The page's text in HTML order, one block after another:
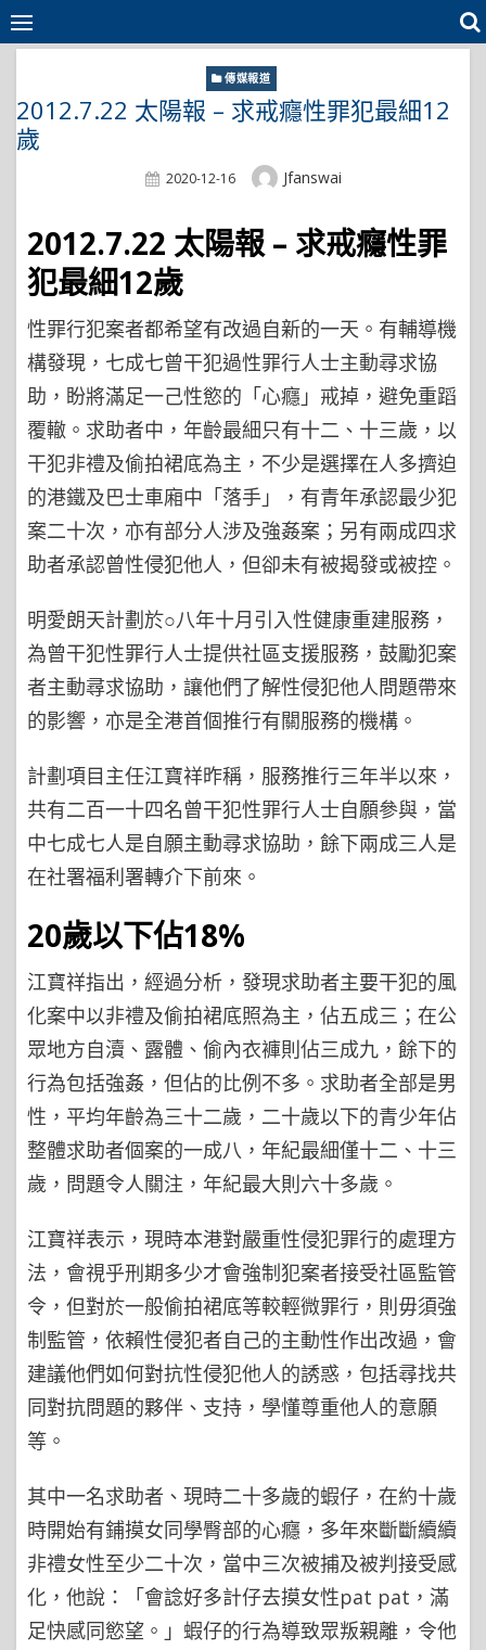
Skip
to
傳媒報道
2012.7.22 太陽報 – 求戒癮性罪犯最細12
歲
Posted
2020-12-16 Author
Jfanswai
2012.7.22 太陽報 – 求戒癮性罪
犯最細12歲
性罪行犯案者都希望有改過自新的一天。有輔導機
構發現，七成七曾干犯過性罪行人士主動尋求協
助，盼將滿足一己性慾的「心癮」戒掉，避免重蹈
覆轍。求助者中，年齡最細只有十二、十三歲，以
干犯非禮及偷拍裙底為主，不少是選擇在人多擠迫
的港鐵及巴士車廂中「落手」，有青年承認最少犯
案二十次，亦有部分人涉及強姦案；另有兩成四求
助者承認曾性侵犯他人，但卻未有被揭發或被控。
明愛朗天計劃於○八年十月引入性健康重建服務，
為曾干犯性罪行人士提供社區支援服務，鼓勵犯案
者主動尋求協助，讓他們了解性侵犯他人問題帶來
的影響，亦是全港首個推行有關服務的機構。
計劃項目主任江寶祥昨稱，服務推行三年半以來，
共有二百一十四名曾干犯性罪行人士自願參與，當
中七成七人是自願主動尋求協助，餘下兩成三人是
在社署福利署轉介下前來。
20歲以下佔18%
江寶祥指出，經過分析，發現求助者主要干犯的風
化案中以非禮及偷拍裙底照為主，佔五成三；在公
眾地方自瀆、露體、偷內衣褲則佔三成九，餘下的
行為包括強姦，但佔的比例不多。求助者全部是男
性，平均年齡為三十二歲，二十歲以下的青少年佔
整體求助者個案的一成八，年紀最細僅十二、十三
歲，問題令人關注，年紀最大則六十多歲。
江寶祥表示，現時本港對嚴重性侵犯罪行的處理方
法，會視乎刑期多少才會強制犯案者接受社區監管
令，但對於一般偷拍裙底等較輕微罪行，則毋須強
制監管，依賴性侵犯者自己的主動性作出改過，會
建議他們如何對抗性侵犯他人的誘惑，包括尋找共
同對抗問題的夥伴、支持，學懂尊重他人的意願
等。
其中一名求助者、現時二十多歲的蝦仔，在約十歲
時開始有鋪摸女同學臀部的心癮，多年來斷斷續續
非禮女性至少二十次，當中三次被捕及被判接受感
化，他說：「會諗好多計仔去摸女性pat pat，滿
足快感同慾望。」蝦仔的行為導致眾叛親離，令他